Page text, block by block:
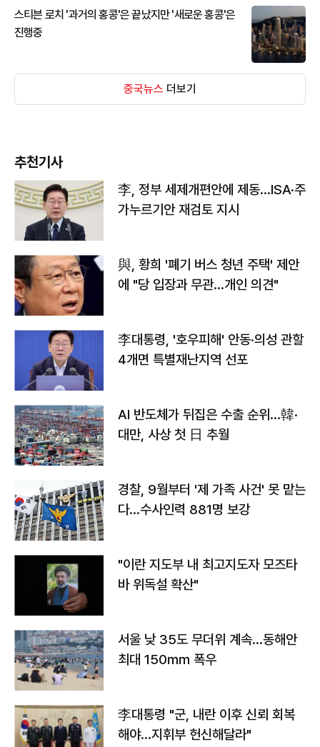
스티븐 로치 '과거의 홍콩'은 끝났지만 '새로운 홍콩'은
진행중
중국뉴스 더보기
추천기사
李, 정부 세제개편안에 제동…ISA·주
가누르기안 재검토 지시
與, 황희 '폐기 버스 청년 주택' 제안
에 "당 입장과 무관…개인 의견"
李대통령, '호우피해' 안동·의성 관할
4개면 특별재난지역 선포
AI 반도체가 뒤집은 수출 순위…韓·
대만, 사상 첫 日 추월
경찰, 9월부터 '제 가족 사건' 못 맡는
다…수사인력 881명 보강
"이란 지도부 내 최고지도자 모즈타
바 위독설 확산"
서울 낮 35도 무더위 계속…동해안
최대 150㎜ 폭우
李대통령 "군, 내란 이후 신뢰 회복
해야…지휘부 헌신해달라"